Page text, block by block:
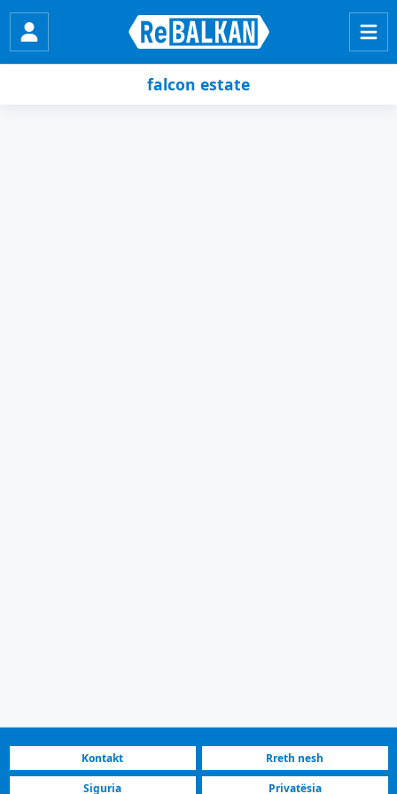
falcon estate
Kontakt
Rreth nesh
Siguria
Privatësia